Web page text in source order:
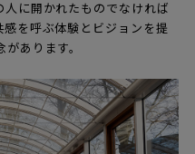
に開かれたものでなければ
を呼ぶ体験とビジョンを提
あります。